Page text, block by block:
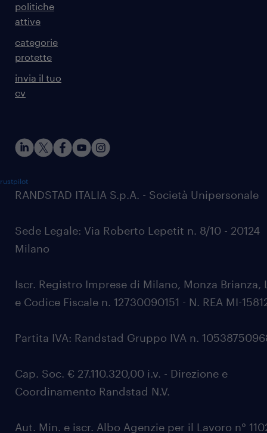
politiche
attive
categorie
protette
invia il tuo
cv
RANDSTAD ITALIA S.p.A. - Società Unipersonale
Sede Legale: Via Roberto Lepetit n. 8/10 - 20124
Milano
Iscr. Registro Imprese di Milano, Monza Brianza,
e Codice Fiscale n. 12730090151 - N. REA MI-
Partita IVA: Randstad Gruppo IVA n.
Cap. Soc. € 27.110.320,00 i.v. - Direzione e
Coordinamento Randstad N.V.
Aut. Min. e iscr. Albo Agenzie per il Lavoro n°